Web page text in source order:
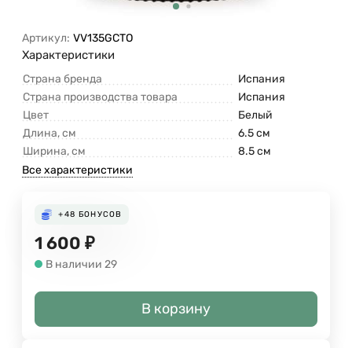
Артикул: VV135GCTO
Характеристики
Страна бренда
Испания
Страна производства товара
Испания
Цвет
Белый
Длина, см
6.5 см
Ширина, см
8.5 см
Все характеристики
+48 БОНУСОВ
1 600 ₽
В наличии 29
В корзину